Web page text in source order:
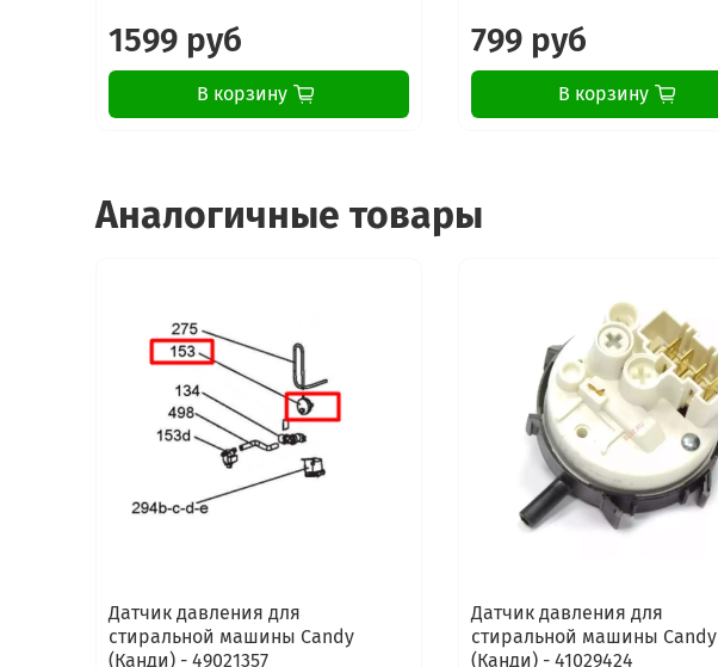
1599 руб
В корзину
799 руб
В корзину
Аналогичные товары
Датчик давления для
стиральной машины Candy
(Канди) - 49021357
Датчик давления для
стиральной машины Candy
(Канди) - 41029424